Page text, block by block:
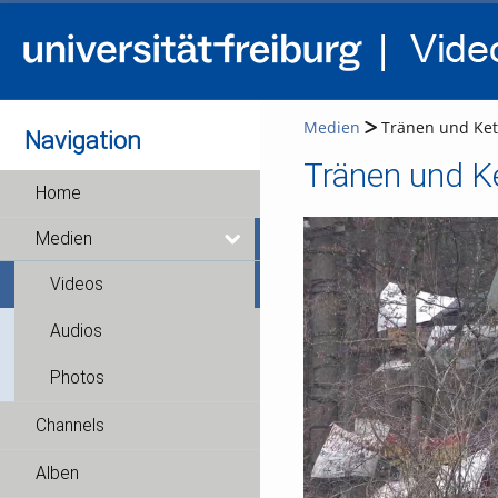
Navigation
Home
Medien
Videos
Audios
Photos
Channels
Alben
Medien Tränen und
Tränen und